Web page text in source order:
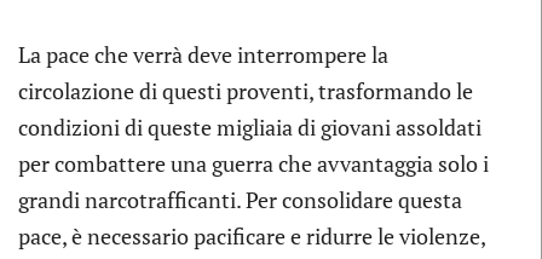
La pace che verrà deve interrompere la
circolazione di questi proventi, trasformando le
condizioni di queste migliaia di giovani assoldati
per combattere una guerra che avvantaggia solo i
grandi narcotrafficanti. Per consolidare questa
pace, è necessario pacificare e ridurre le violenze,